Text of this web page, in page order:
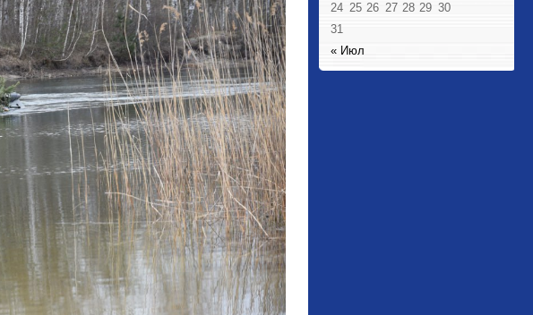
« Июл
24 25 26 27 28 29 30
31